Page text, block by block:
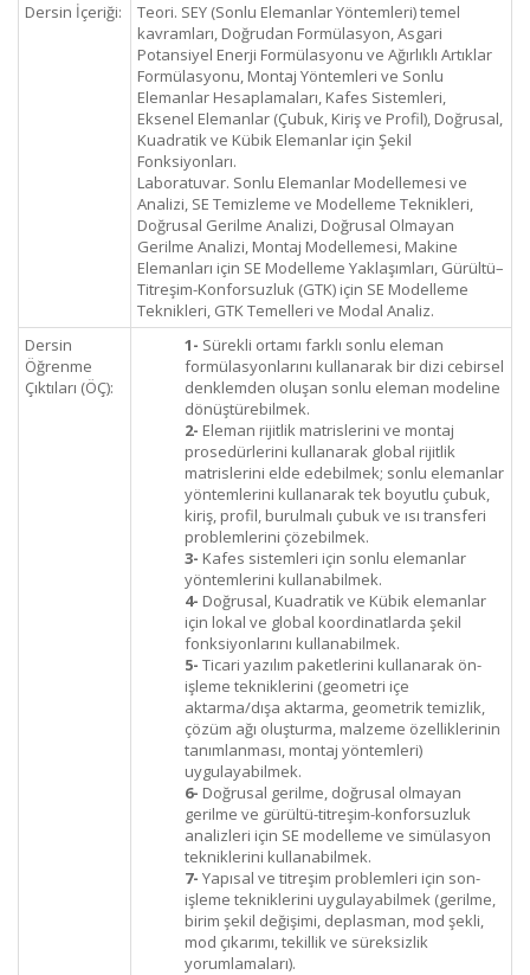
Dersin İçeriği:
Teori. SEY (Sonlu Elemanlar Yöntemleri) temel
kavramları, Doğrudan Formülasyon, Asgari
Potansiyel Enerji Formülasyonu ve Ağırlıklı Artıklar
Formülasyonu, Montaj Yöntemleri ve Sonlu
Elemanlar Hesaplamaları, Kafes Sistemleri,
Eksenel Elemanlar (Çubuk, Kiriş ve Profil), Doğrusal,
Kuadratik ve Kübik Elemanlar için Şekil
Fonksiyonları.
Laboratuvar. Sonlu Elemanlar Modellemesi ve
Analizi, SE Temizleme ve Modelleme Teknikleri,
Doğrusal Gerilme Analizi, Doğrusal Olmayan
Gerilme Analizi, Montaj Modellemesi, Makine
Elemanları için SE Modelleme Yaklaşımları, Gürültü–
Titreşim-Konforsuzluk (GTK) için SE Modelleme
Teknikleri, GTK Temelleri ve Modal Analiz.
Dersin
Öğrenme
Çıktıları (ÖÇ):
1- Sürekli ortamı farklı sonlu eleman
formülasyonlarını kullanarak bir dizi cebirsel
denklemden oluşan sonlu eleman modeline
dönüştürebilmek.
2- Eleman rijitlik matrislerini ve montaj
prosedürlerini kullanarak global rijitlik
matrislerini elde edebilmek; sonlu elemanlar
yöntemlerini kullanarak tek boyutlu çubuk,
kiriş, profil, burulmalı çubuk ve ısı transferi
problemlerini çözebilmek.
3- Kafes sistemleri için sonlu elemanlar
yöntemlerini kullanabilmek.
4- Doğrusal, Kuadratik ve Kübik elemanlar
için lokal ve global koordinatlarda şekil
fonksiyonlarını kullanabilmek.
5- Ticari yazılım paketlerini kullanarak ön-
işleme tekniklerini (geometri içe
aktarma/dışa aktarma, geometrik temizlik,
çözüm ağı oluşturma, malzeme özelliklerinin
tanımlanması, montaj yöntemleri)
uygulayabilmek.
6- Doğrusal gerilme, doğrusal olmayan
gerilme ve gürültü-titreşim-konforsuzluk
analizleri için SE modelleme ve simülasyon
tekniklerini kullanabilmek.
7- Yapısal ve titreşim problemleri için son-
işleme tekniklerini uygulayabilmek (gerilme,
birim şekil değişimi, deplasman, mod şekli,
mod çıkarımı, tekillik ve süreksizlik
yorumlamaları).